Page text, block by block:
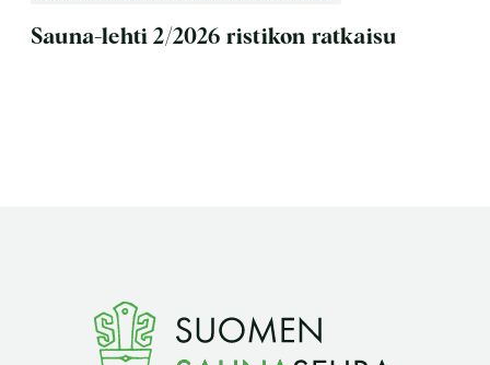
Sauna-lehti 2/2026 ristikon ratkaisu